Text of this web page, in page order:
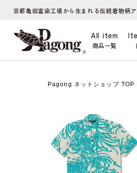
京都亀田富染工場から生まれる伝統着物柄
All item
商品一覧
Pagong ネットショップ TOP